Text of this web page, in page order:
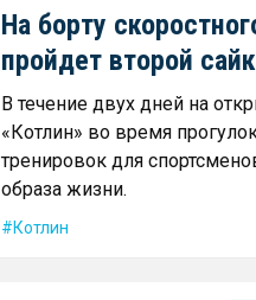
На борту
пройдет второй
В течение двух дней на
«Котлин» во время
тренировок для
образа жизни.
Котлин